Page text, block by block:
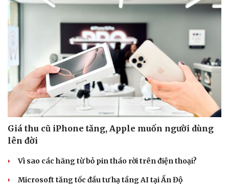
Giá thu cũ iPhone tăng, Apple muốn người dùng
lên đời
Vì sao các hãng từ bỏ pin tháo rời trên điện thoại?
Microsoft tăng tốc đầu tư hạ tầng AI tại Ấn Độ